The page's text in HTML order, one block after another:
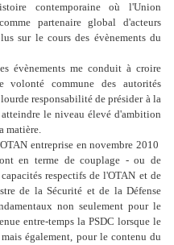
contemporaine où l'Union
partenaire global d'acteurs
sur le cours des évènements du
évènements me conduit à croire
volonté commune des autorités
responsabilité de présider à la
le niveau élevé d'ambition
matière.
entreprise en novembre 2010
en terme de couplage - ou de
respectifs de l'OTAN et de
de la Sécurité et de la Défense
non seulement pour le
entre-temps la PSDC lorsque le
également, pour le contenu du